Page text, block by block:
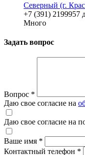
Северный (г.
+7 (391) 2199957
Много
Задать вопрос
Вопрос *
Даю свое согласие на
Даю свое согласие на
Ваше имя *
Контактный телефон *